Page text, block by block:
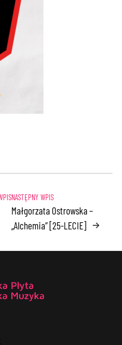
Małgorzata Ostrowska –
„Alchemia” [25-LECIE] →